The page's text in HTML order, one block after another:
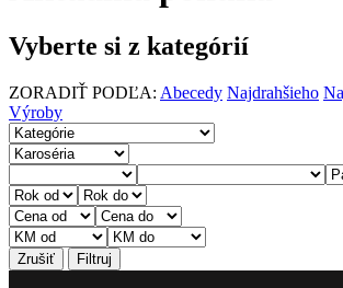
Vyberte si z kategórií
ZORADIŤ PODĽA: Abecedy Najdrahšieho
Výroby
Zrušiť Filtruj